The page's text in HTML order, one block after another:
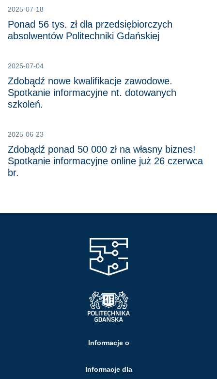
2025-07-18
Ponad 56 tys. zł dla przedsiębiorczych
absolwentów Politechniki Gdańskiej
2025-07-04
Zdobądź nowe kwalifikacje zawodowe.
Spotkanie informacyjne nt. dotowanych
szkoleń.
2025-06-23
Zdobądź ponad 50 000 zł na własny biznes!
Spotkanie informacyjne online już 26 czerwca
br.
Informacje o
Informacje dla